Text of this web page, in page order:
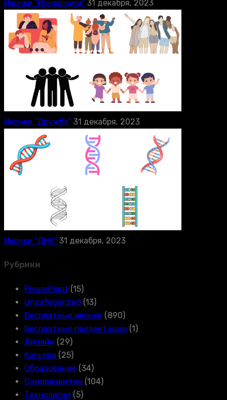
Иконки “Инновации” 31 декабря, 2023
Иконки “Дружба” 31 декабря, 2023
Иконки “ДНК” 31 декабря, 2023
Рубрики
PowerPoint (15)
Uncategorized (13)
Бесплатные иконки (890)
Бесплатные презентации (1)
Дизайн (29)
Карьера (25)
Образование (34)
Саморазвитие (104)
Технологии (5)